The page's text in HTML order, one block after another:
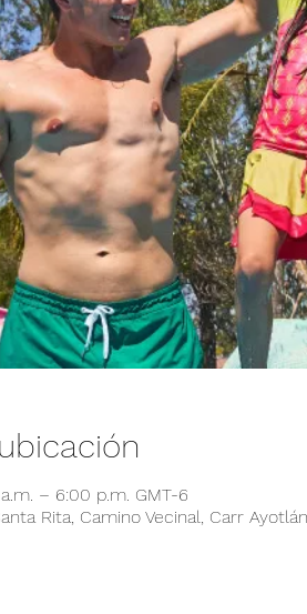
– 6:00 p.m. GMT-6
Rita, Camino Vecinal, Carr